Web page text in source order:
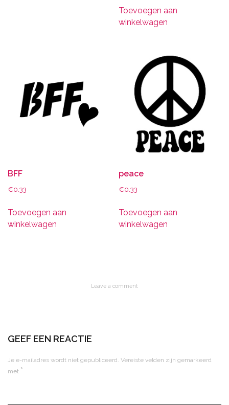
Toevoegen aan
winkelwagen
BFF
€0.33
Toevoegen aan
winkelwagen
peace
€0.33
Toevoegen aan
winkelwagen
Leave a comment
GEEF EEN REACTIE
Je e-mailadres wordt niet gepubliceerd. Vereiste velden zijn gemarkeerd
met *